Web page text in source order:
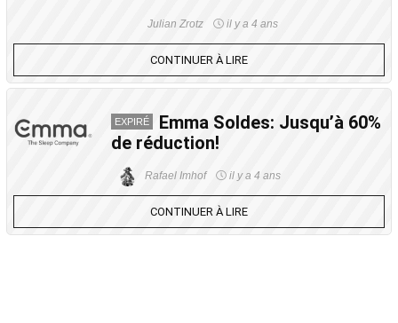
Julian Zrotz il y a 4 ans
CONTINUER À LIRE
EXPIRÉ
Emma Soldes: Jusqu’à 60%
de réduction!
Rafael Imhof il y a 4 ans
CONTINUER À LIRE